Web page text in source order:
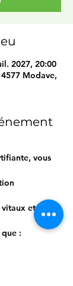
2027, 20:00
Modave,
vous
vitaux et
: